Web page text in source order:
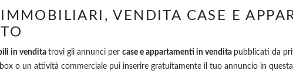
VENDITA CASE E
in vendita trovi gli annunci per case e appartamenti in vendita pubblicati da
o un attività commerciale pui inserire gratuitamente il tuo annuncio in